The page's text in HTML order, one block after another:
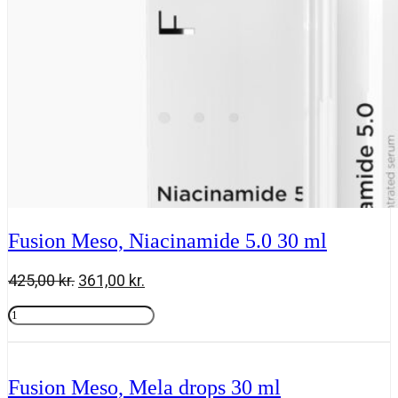
Fusion Meso, Niacinamide 5.0 30 ml
425,00kr. Den
361,00 kr.
pris
Fusion
Meso,
ml
Fusion Meso, Mela drops 30 ml